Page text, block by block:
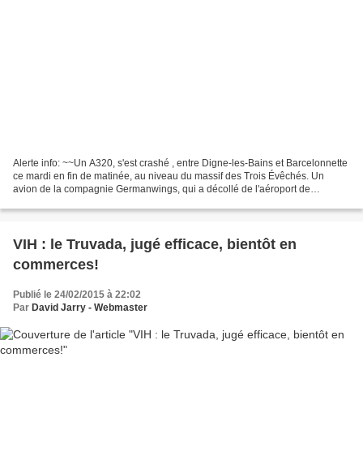
Alerte info: ~~Un A320, s'est crashé , entre Digne-les-Bains et Barcelonnette
ce mardi en fin de matinée, au niveau du massif des Trois Évêchés. Un
avion de la compagnie Germanwings, qui a décollé de l'aéroport de
VIH : le Truvada, jugé efficace, bientôt en
commerces!
Publié le 24/02/2015 à 22:02
Par David Jarry - Webmaster